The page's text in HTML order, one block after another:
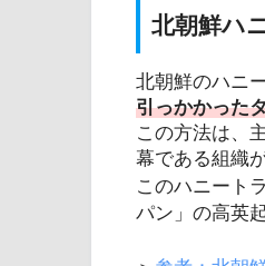
北朝鮮ハ
北朝鮮のハニ
引っかかった
この方法は、
幕である組織
このハニート
パン」の高英